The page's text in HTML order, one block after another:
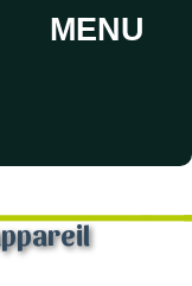
MENU